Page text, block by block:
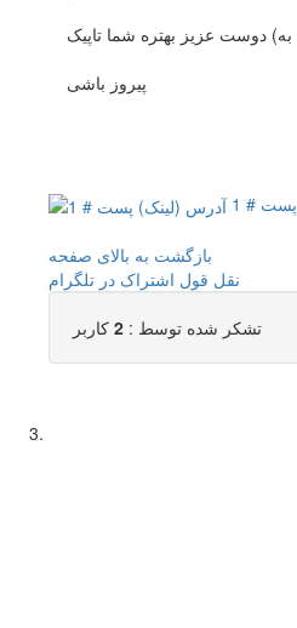
پیروز باشی
پست # 1
بازگشت به بالای صفحه
نقل قول اشتراک در تلگرام
تشکر شده توسط : 2 کاربر